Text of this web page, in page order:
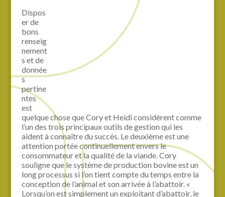
Dispos
er de
bons
renseig
nement
s et de
donnée
s
pertine
ntes
est
quelque chose que Cory et Heidi considèrent comme
l’un des trois principaux outils de gestion qui les
aident à connaître du succès. Le deuxième est une
attention portée continuellement envers le
consommateur et la qualité de la viande. Cory
souligne que le système de production bovine est un
long processus si l’on tient compte du temps entre la
conception de l’animal et son arrivée à l’abattoir. «
Lorsqu’on est simplement un exploitant d’abattoir, le